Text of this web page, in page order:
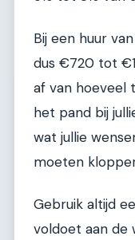
Bij een huur
dus €720 tot
af van hoeveel
het pand bij
wat jullie
moeten
Gebruik altijd
voldoet aan de